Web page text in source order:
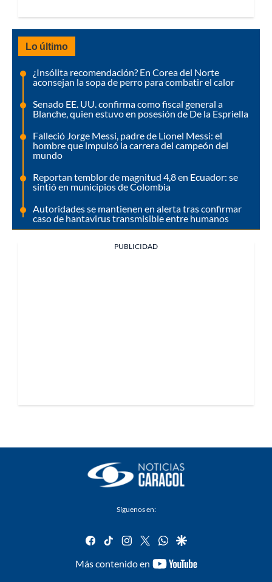
Lo último
¿Insólita recomendación? En Corea del Norte
aconsejan la sopa de perro para combatir el calor
Senado EE. UU. confirma como fiscal general a
Blanche, quien estuvo en posesión de De la Espriella
Falleció Jorge Messi, padre de Lionel Messi: el
hombre que impulsó la carrera del campeón del
mundo
Reportan temblor de magnitud 4,8 en Ecuador: se
sintió en municipios de Colombia
Autoridades se mantienen en alerta tras confirmar
caso de hantavirus transmisible entre humanos
PUBLICIDAD
Síguenos en:
facebook
tiktok instagram
twitterwhatsapp
google
Más contenido en
youtube-